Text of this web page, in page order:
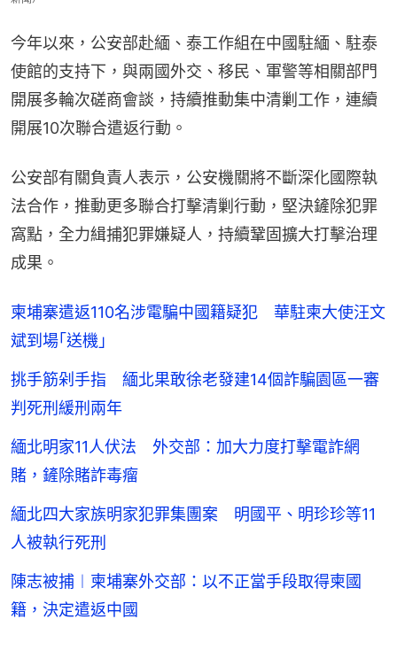
今年以來，公安部赴緬、泰工作組在中國駐緬、駐泰
使館的支持下，與兩國外交、移民、軍警等相關部門
開展多輪次磋商會談，持續推動集中清剿工作，連續
開展10次聯合遣返行動。
公安部有關負責人表示，公安機關將不斷深化國際執
法合作，推動更多聯合打擊清剿行動，堅決鏟除犯罪
窩點，全力緝捕犯罪嫌疑人，持續鞏固擴大打擊治理
成果。
柬埔寨遣返110名涉電騙中國籍疑犯 華駐柬大使汪文
斌到場｢送機｣
挑手筋剁手指 緬北果敢徐老發建14個詐騙園區一審
判死刑緩刑兩年
緬北明家11人伏法 外交部：加大力度打擊電詐網
賭，鏟除賭詐毒瘤
緬北四大家族明家犯罪集團案 明國平、明珍珍等11
人被執行死刑
陳志被捕︱柬埔寨外交部：以不正當手段取得柬國
籍，決定遣返中國